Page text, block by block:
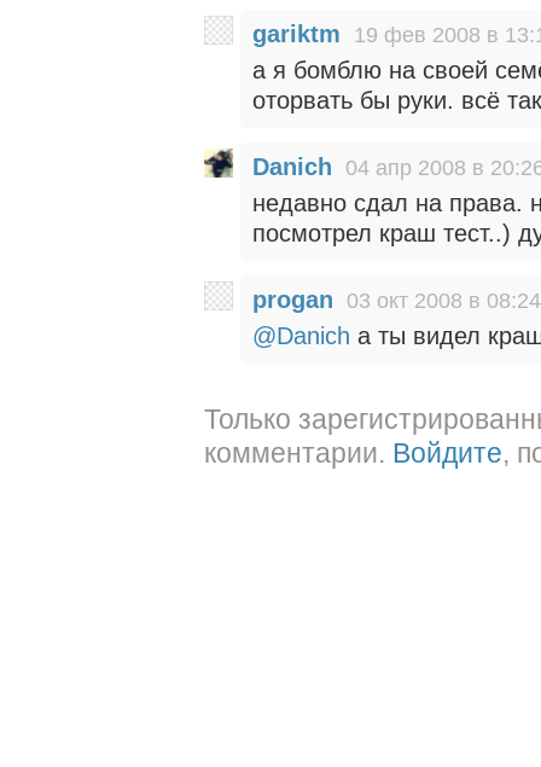
gariktm 19 фев 2008 в
а я бомблю на своей
оторвать бы руки. всё
Danich 04 апр 2008 в
недавно сдал на права.
посмотрел краш тест..)
progan 03 окт 2008 в 08:24
@Danich а ты видел
Только
комментарии. Войдите,